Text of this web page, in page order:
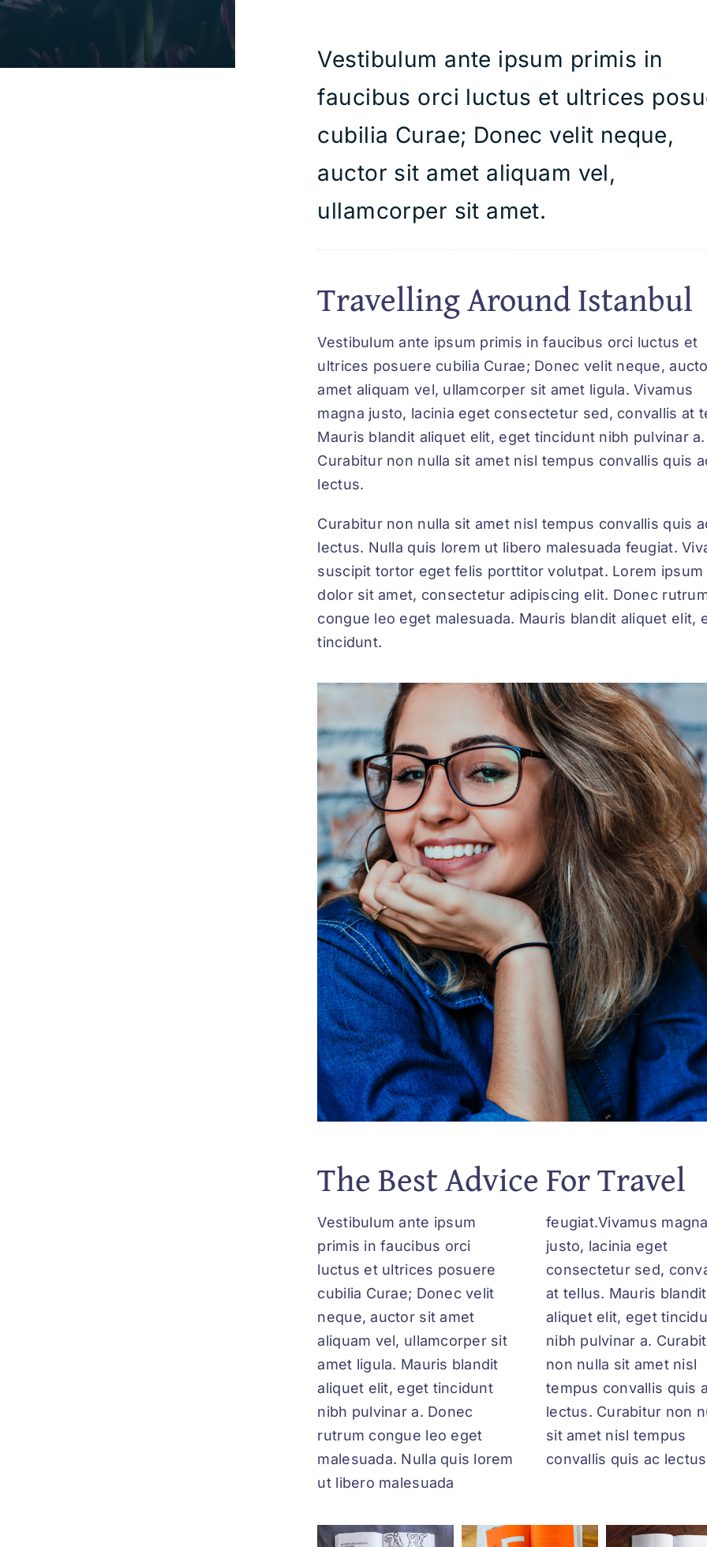
Vestibulum ante ipsum primis in
faucibus orci luctus et ultrices
cubilia Curae; Donec velit neque,
auctor sit amet aliquam vel,
ullamcorper sit amet.
Travelling Around Istanbul
Vestibulum ante ipsum primis in faucibus orci luctus et
ultrices posuere cubilia Curae; Donec velit neque,
amet aliquam vel, ullamcorper sit amet ligula. Vivamus
magna justo, lacinia eget consectetur sed, convallis at
Mauris blandit aliquet elit, eget tincidunt nibh pulvinar a.
Curabitur non nulla sit amet nisl tempus convallis quis
lectus.
Curabitur non nulla sit amet nisl tempus convallis quis
lectus. Nulla quis lorem ut libero malesuada feugiat.
suscipit tortor eget felis porttitor volutpat. Lorem ipsum
dolor sit amet, consectetur adipiscing elit. Donec
congue leo eget malesuada. Mauris blandit aliquet elit,
tincidunt.
The Best Advice For Travel
Vestibulum ante ipsum
primis in faucibus orci
luctus et ultrices posuere
cubilia Curae; Donec velit
neque, auctor sit amet
aliquam vel, ullamcorper sit
amet ligula. Mauris blandit
aliquet elit, eget tincidunt
nibh pulvinar a. Donec
rutrum congue leo eget
malesuada. Nulla quis lorem
ut libero malesuada
feugiat.Vivamus magna
justo, lacinia eget
consectetur sed, convallis
at tellus. Mauris blandit
aliquet elit, eget tincidunt
nibh pulvinar a. Curabitur
non nulla sit amet nisl
tempus convallis quis ac
lectus. Curabitur non nulla
sit amet nisl tempus
convallis quis ac